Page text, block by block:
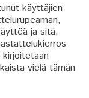
käyttäjien
ja sitä,
vielä tämän